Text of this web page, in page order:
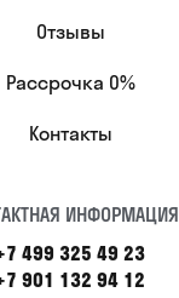
Отзывы
Рассрочка 0%
Контакты
ИНФОРМАЦИЯ
499 325 49 23
901 132 94 12